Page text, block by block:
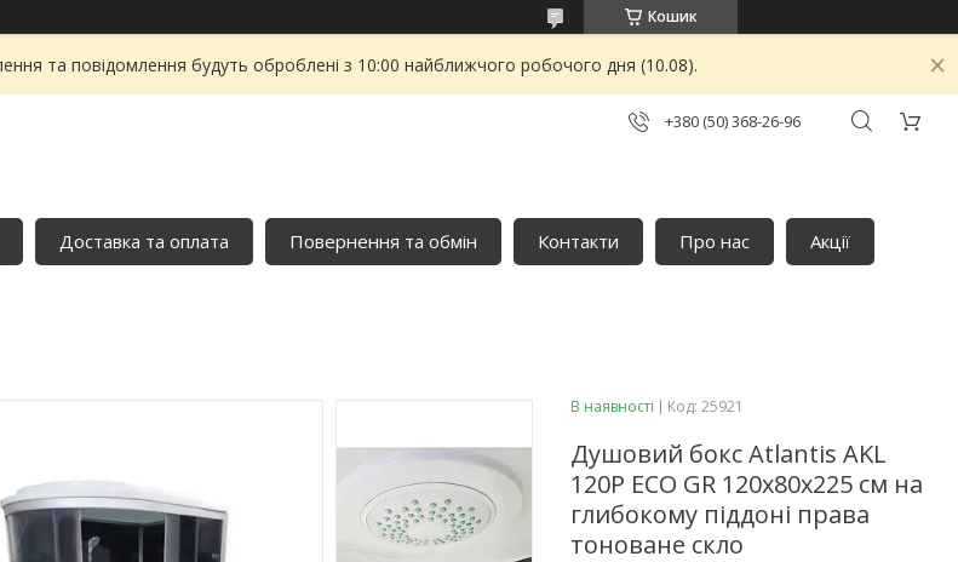
Кошик
та повідомлення будуть оброблені з 10:00 найближчого робочого дня (10.08).
+380 (50) 368-26-96
Доставка та оплата Повернення та обмін Контакти Про нас Акції
В наявності Код: 25921
Душовий бокс Atlantis AKL
120P ECO GR 120х80х225 см на
глибокому піддоні права
тоноване скло